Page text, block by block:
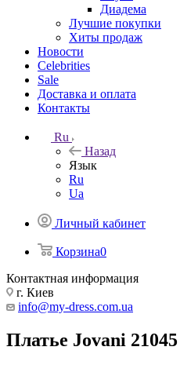
Диадема
Лучшие покупки
Хиты продаж
Новости
Celebrities
Sale
Доставка и оплата
Контакты
Ru
Назад
Язык
Ru
Ua
Личный кабинет
Корзина0
Контактная информация
г. Киев
info@my-dress.com.ua
Платье Jovani 21045